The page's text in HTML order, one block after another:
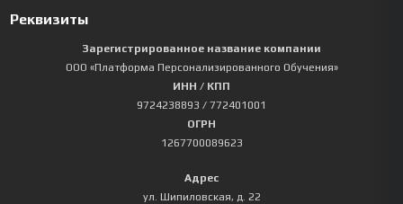
Реквизиты
Зарегистрированное название компании
ООО «Платформа Персонализированного Обучения»
ИНН / КПП
9724238893 / 772401001
ОГРН
1267700089623
Адрес
ул. Шипиловская, д. 22